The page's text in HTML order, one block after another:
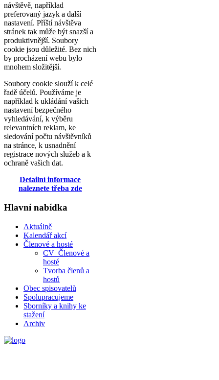
návštěvě, například
preferovaný jazyk a další
nastavení. Příští návštěva
stránek tak může být snazší a
produktivnější. Soubory
cookie jsou důležité. Bez nich
by procházení webu bylo
mnohem složitější.
Soubory cookie slouží k celé
řadě účelů. Používáme je
například k ukládání vašich
nastavení bezpečného
vyhledávání, k výběru
relevantních reklam, ke
sledování počtu návštěvníků
na stránce, k usnadnění
registrace nových služeb a k
ochraně vašich dat.
Detailní informace
naleznete třeba zde
Hlavní nabídka
Aktuálně
Kalendář akcí
Členové a hosté
CV_Členové a
hosté
Tvorba členů a
hostů
Obec spisovatelů
Spolupracujeme
Sborníky a knihy ke
stažení
Archiv